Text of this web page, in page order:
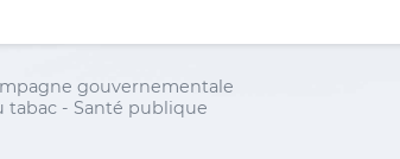
gouvernementale
tabac - Santé publique